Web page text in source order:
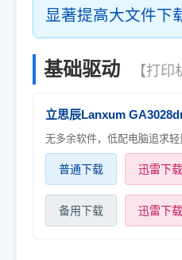
显著提高大文件下
基础驱动 【打
立思辰Lanxum
无多余软件，低配电脑追求
普通下载 迅雷下载
备用下载 迅雷下载